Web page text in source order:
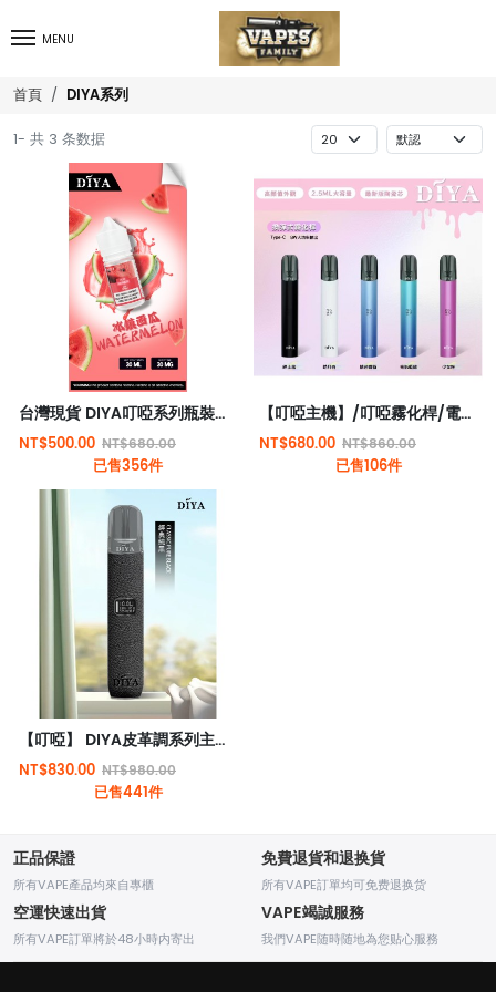
MENU
首頁 DIYA系列
1- 共 3 条数据
台灣現貨 DIYA叮啞系列瓶裝煙油30ML/小煙主機專用
NT$500.00 NT$680.00
已售356件
【叮啞主機】/叮啞霧化桿/電子煙主機/台灣現貨
NT$680.00 NT$860.00
已售106件
【叮啞】 DIYA皮革調系列主機/通用LANA、sp2/relx等一代煙彈
NT$830.00 NT$980.00
已售441件
正品保證
所有VAPE產品均來自專櫃
免費退貨和退换貨
所有VAPE訂單均可免费退换货
空運快速出貨
所有VAPE訂單將於48小時内寄出
VAPE竭誠服務
我們VAPE随時随地為您贴心服務